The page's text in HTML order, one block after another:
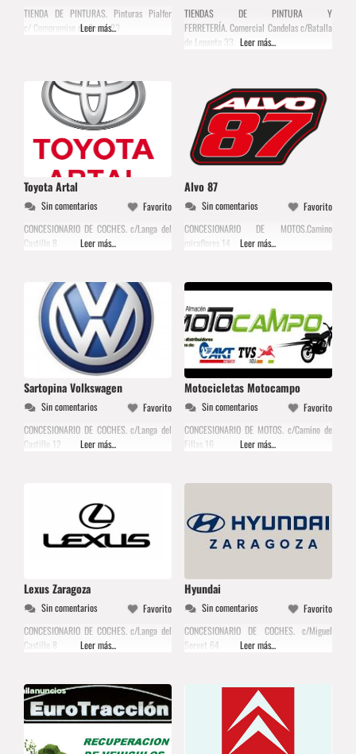
TIENDA DE PINTURAS. Pinturas Pialfer
c/ Compromiso de Caspe 23
Leer más...
TIENDAS DE PINTURA Y
FERRETERÍA. Comercial Candelas c/Batalla
de Lepanto 33 Leer más...
Toyota Artal
Sin comentarios
Favorito
CONCESIONARIO DE COCHES. c/Langa del
Castillo 8
Leer más...
Alvo 87
Sin comentarios
Favorito
CONCESIONARIO DE MOTOS.Camino
miraflores 14
Leer más...
Sartopina Volkswagen
Sin comentarios
Favorito
CONCESIONARIO DE COCHES. c/Langa del
Castillo 12
Leer más...
Motocicletas Motocampo
Sin comentarios
Favorito
CONCESIONARIO DE MOTOS. c/Camino de
Fillas 16
Leer más...
Lexus Zaragoza
Sin comentarios
Favorito
CONCESIONARIO DE COCHES. c/Langa del
Castillo 8
Leer más...
Hyundai
Sin comentarios
Favorito
CONCESIONARIO DE COCHES. c/Miguel
Servet 64
Leer más...